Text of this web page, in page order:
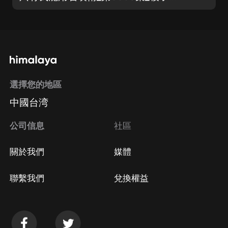
選擇您的地區
中國台湾
公司信息
關於我們
聯繫我們
社區
媒體
兌換權益